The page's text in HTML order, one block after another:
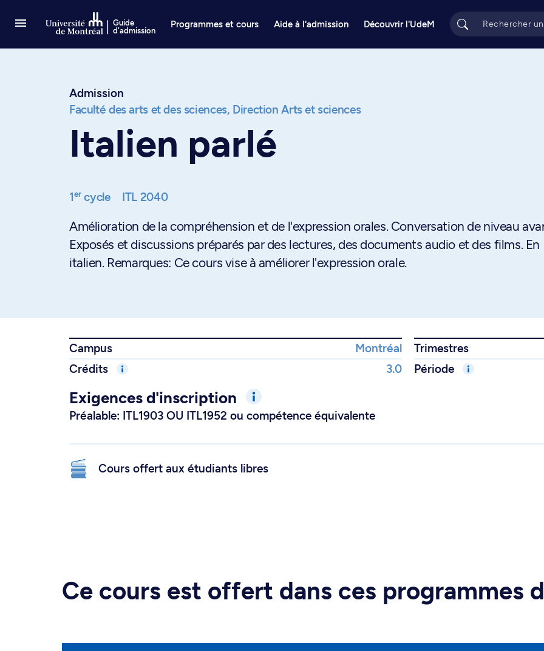
Guide
d'admission
Programmes et cours Aide à l'admission Découvrir l'UdeM
Admission
Faculté des arts et des sciences, Direction Arts et sciences
Italien parlé
1ercycle ITL 2040
Amélioration de la compréhension et de l'expression orales. Conversation de niveau
Exposés et discussions préparés par des lectures, des documents audio et des films. En
italien. Remarques: Ce cours vise à améliorer l'expression orale.
Campus Montréal Trimestres
Crédits
3.0 Période
Exigences d'inscription
Préalable: ITL1903 OU ITL1952 ou compétence équivalente
Cours offert aux étudiants libres
Ce cours est offert dans ces programmes